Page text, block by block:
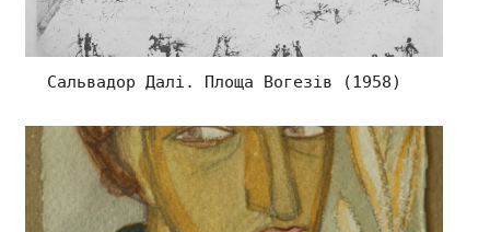
Сальвадор Далі. Площа Вогезів (1958)